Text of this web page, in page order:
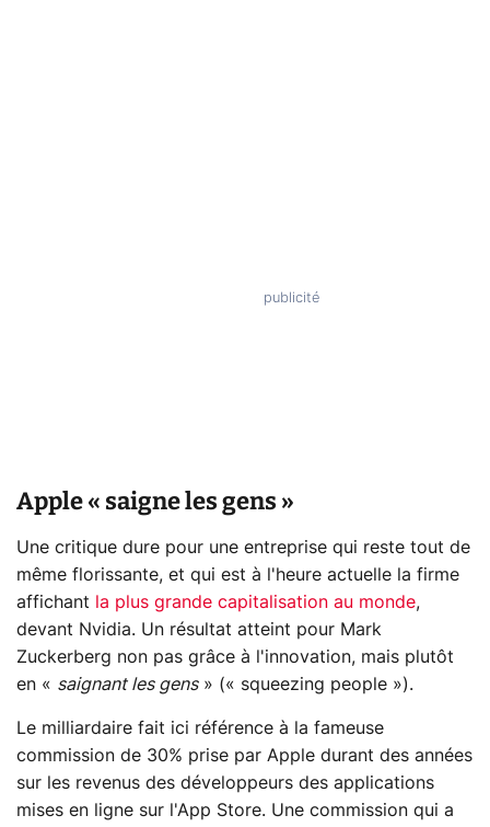
Apple « saigne les gens »
Une critique dure pour une entreprise qui reste tout de
même florissante, et qui est à l'heure actuelle la firme
affichant
la plus grande capitalisation au monde,
devant Nvidia. Un résultat atteint pour Mark
Zuckerberg non pas grâce à l'innovation, mais plutôt
en « saignant les gens» (« squeezing people »).
Le milliardaire fait ici référence à la fameuse
commission de 30% prise par Apple durant des années
sur les revenus des développeurs des applications
mises en ligne sur l'App Store. Une commission qui a